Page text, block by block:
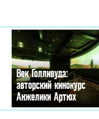
Век Голливуда:
авторский кинокурс
Анжелики Артюх